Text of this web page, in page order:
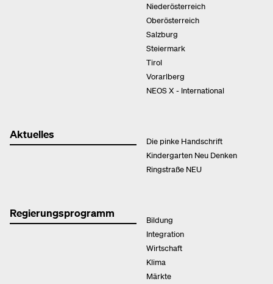
Niederösterreich
Oberösterreich
Salzburg
Steiermark
Tirol
Vorarlberg
NEOS X - International
Aktuelles
Die pinke Handschrift
Kindergarten Neu Denken
Ringstraße NEU
Regierungsprogramm
Bildung
Integration
Wirtschaft
Klima
Märkte